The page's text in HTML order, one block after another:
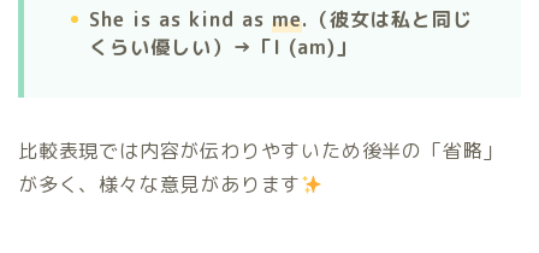
She is as kind as me.（彼女は私と同じ
くらい優しい）→「I (am)」
比較表現では内容が伝わりやすいため後半の「省略」
が多く、様々な意見があります